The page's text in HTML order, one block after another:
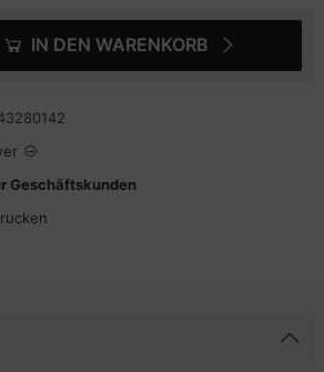
IN DEN WARENKORB
Geschäftskunden